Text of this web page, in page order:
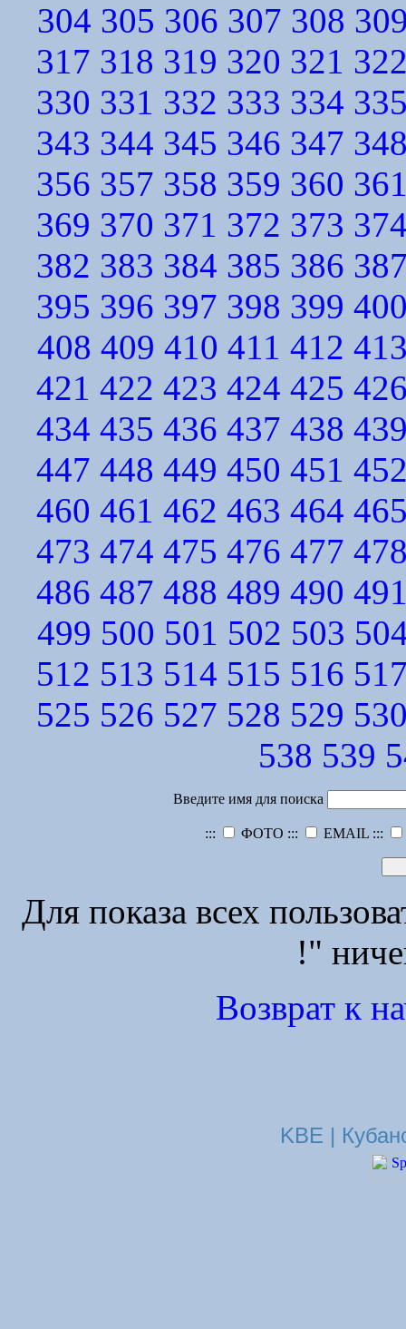
304 305 306 307 308
317 318 319 320 321
330 331 332 333 334
343 344 345 346 347
356 357 358 359 360
369 370 371 372 373
382 383 384 385 386
395 396 397 398 399
408 409 410 411 412
421 422 423 424 425
434 435 436 437 438
447 448 449 450 451
460 461 462 463 464
473 474 475 476 477
486 487 488 489 490
499 500 501 502 503
512 513 514 515 516
525 526 527 528 529
538 539
Введите имя для поиска
::: ФОТО ::: EMAIL :::
Для показа всех
!"
Возврат к
KBE |